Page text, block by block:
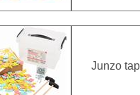
Junzo